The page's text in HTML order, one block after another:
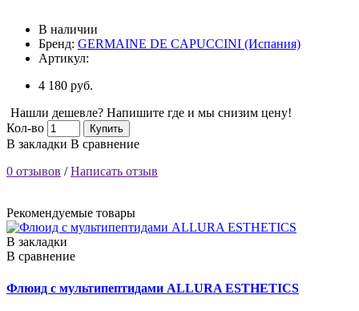
В наличии
Бренд: GERMAINE DE CAPUCCINI (Испания)
Артикул:
4 180 руб.
Нашли дешевле? Напишите где и мы снизим цену!
Кол-во
Купить
В закладки В сравнение
0 отзывов /Написать отзыв
Рекомендуемые товары
В закладки
В сравнение
Флюид с мультипептидами ALLURA ESTHETICS